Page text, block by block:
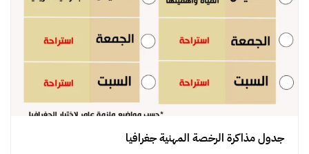
جدول مذاكرة الرخصة المهنية جغرافيا